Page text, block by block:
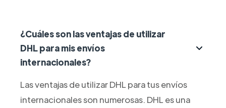
¿Cuáles son las ventajas de utilizar
DHL para mis envíos
internacionales?
Las ventajas de utilizar DHL para tus envíos
internacionales son numerosas. DHL es una